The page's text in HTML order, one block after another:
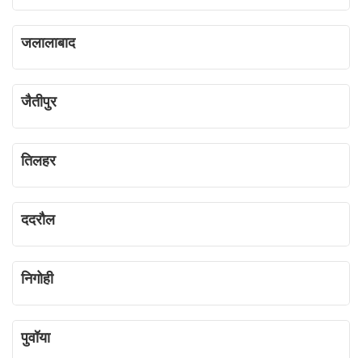
जलालाबाद
जैतीपुर
तिलहर
ददरौल
निगोही
पुवॉया